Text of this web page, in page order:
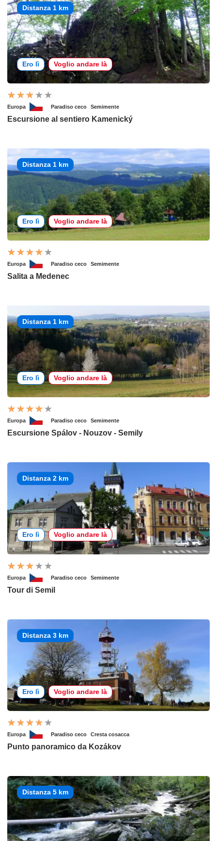
Distanza 1 km
Ero lì Voglio andare là
Europa Paradiso ceco Semimente
Escursione al sentiero Kamenický
Distanza 1 km
Ero lì Voglio andare là
Europa Paradiso ceco Semimente
Salita a Medenec
Distanza 1 km
Ero lì Voglio andare là
Europa Paradiso ceco Semimente
Escursione Spálov - Nouzov - Semily
Distanza 2 km
Ero lì Voglio andare là
Europa Paradiso ceco Semimente
Tour di Semil
Distanza 3 km
Ero lì Voglio andare là
Europa Paradiso ceco Cresta cosacca
Punto panoramico da Kozákov
Distanza 5 km